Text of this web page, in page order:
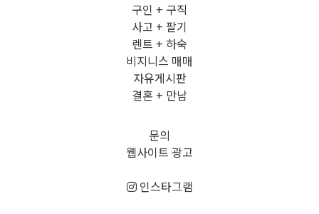
구인 + 구직
사고 + 팔기
렌트 + 하숙
비지니스 매매
자유게시판
결혼 + 만남
문의
웹사이트 광고
인스타그램